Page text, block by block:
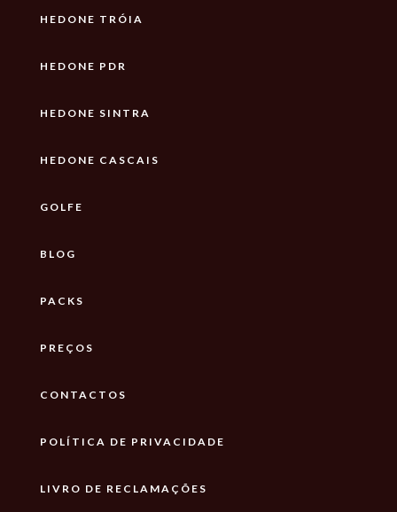
HEDONE TRÓIA
HEDONE PDR
HEDONE SINTRA
HEDONE CASCAIS
GOLFE
BLOG
PACKS
PREÇOS
CONTACTOS
POLÍTICA DE PRIVACIDADE
LIVRO DE RECLAMAÇÕES